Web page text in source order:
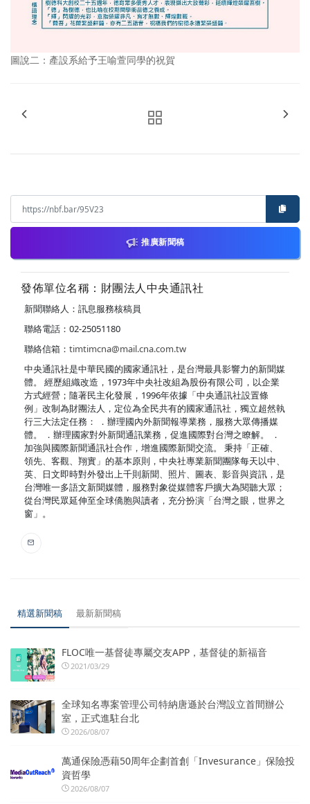
圖說二：產設系給予王喻萱同學的祝賀
推廣新聞稿
發佈單位名稱：財團法人中央通訊社
新聞聯絡人：訊息服務核稿員
聯絡電話：02-25051180
聯絡信箱： timtimcna@mail.cna.com.tw
中央通訊社是中華民國的國家通訊社，是台灣最具影響力的新聞媒
體。 經歷組織改造，1973年中央社改組為股份有限公司，以企業
方式經營；隨著民主化發展，1996年依據「中央通訊社設置條
例」改制為財團法人，定位為全民共有的國家通訊社，獨立超然執
行三大法定任務： ．辦理國內外新聞報導業務，服務大眾傳播媒
體。 ．辦理國家對外新聞通訊業務，促進國際對台灣之瞭解。 ．
加強與國際新聞通訊社合作，增進國際新聞交流。 秉持「正確、
領先、客觀、翔實」的基本原則，中央社專業新聞團隊每天以中、
英、日文即時對外發出上千則新聞、照片、圖表、影音與資訊，是
台灣唯一多語文新聞媒體，服務對象從媒體客戶擴大為閱聽大眾；
從台灣民眾延伸至全球僑胞與讀者，充分扮演「台灣之眼，世界之
窗」。
精選新聞稿 最新新聞稿
FLOC唯一基督徒專屬交友APP，基督徒的新福音
2021/03/29
全球知名專案管理公司特納唐遜於台灣設立首間辦公
室，正式進駐台北
2026/08/07
萬通保險憑藉50周年企劃首創「Invesurance」保險投
資哲學
2026/08/07